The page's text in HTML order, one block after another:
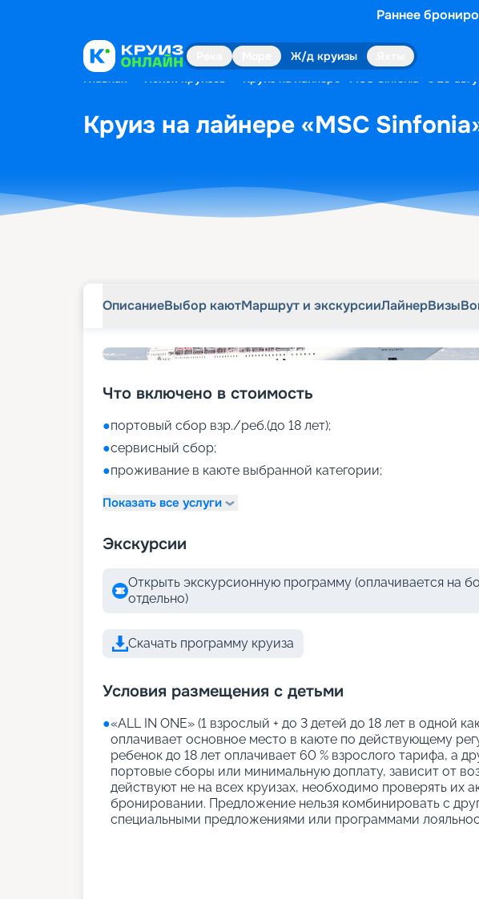
Раннее
Ж/д круизы
Главная Поиск круизов Круиз на лайнере «MSC Sinfonia» с 29
Круиз на лайнере «MSC
ОписаниеВыбор каютМаршрут и экскурсииЛайнерВизы
Что включено в стоимость
●портовый сбор взр./реб.(до 18 лет);
●сервисный сбор;
●проживание в каюте выбранной категории;
Показать все услуги
Экскурсии
Открыть экскурсионную программу (оплачивается на
отдельно)
Скачать программу круиза
Условия размещения с детьми
●«АLL IN ONE» (1 взрослый + до 3 детей до 18 лет в одной
оплачивает основное место в каюте по действующему
ребенок до 18 лет оплачивает 60 % взрослого тарифа, а
портовые сборы или минимальную доплату, зависит от
действуют не на всех круизах, необходимо проверять их
бронировании. Предложение нельзя комбинировать с
специальными предложениями или программами